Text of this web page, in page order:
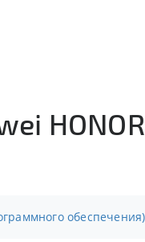
обеспечения)